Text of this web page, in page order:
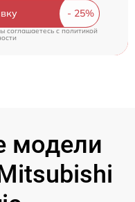
соглашаетесь c политикой
модели